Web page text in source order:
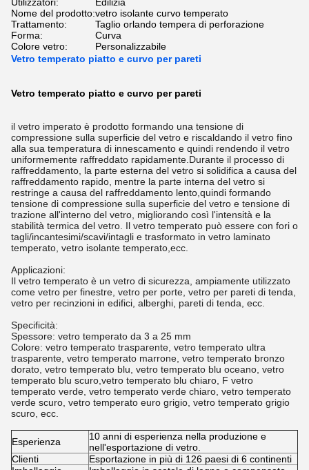
Nome del prodotto:vetro isolante curvo temperato
Trattamento:
Taglio orlando tempera di perforazione
Forma:
Curva
Colore vetro:
Personalizzabile
Vetro temperato piatto e curvo per pareti
Vetro temperato piatto e curvo per pareti
il vetro imperato è prodotto formando una tensione di
compressione sulla superficie del vetro e riscaldando il vetro fino
alla sua temperatura di innescamento e quindi rendendo il vetro
uniformemente raffreddato rapidamente.Durante il processo di
raffreddamento, la parte esterna del vetro si solidifica a causa del
raffreddamento rapido, mentre la parte interna del vetro si
restringe a causa del raffreddamento lento,quindi formando
tensione di compressione sulla superficie del vetro e tensione di
trazione all'interno del vetro, migliorando così l'intensità e la
stabilità termica del vetro. Il vetro temperato può essere con fori o
tagli/incantesimi/scavi/intagli e trasformato in vetro laminato
temperato, vetro isolante temperato,ecc.
Applicazioni:
Il vetro temperato è un vetro di sicurezza, ampiamente utilizzato
come vetro per finestre, vetro per porte, vetro per pareti di tenda,
vetro per recinzioni in edifici, alberghi, pareti di tenda, ecc.
Specificità:
Spessore: vetro temperato da 3 a 25 mm
Colore: vetro temperato trasparente, vetro temperato ultra
trasparente, vetro temperato marrone, vetro temperato bronzo
dorato, vetro temperato blu, vetro temperato blu oceano, vetro
temperato blu scuro,vetro temperato blu chiaro, F vetro
temperato verde, vetro temperato verde chiaro, vetro temperato
verde scuro, vetro temperato euro grigio, vetro temperato grigio
scuro, ecc.
Esperienza
10 anni di esperienza nella produzione e
nell'esportazione di vetro.
Clienti
Esportazione in più di 126 paesi di 6 continenti